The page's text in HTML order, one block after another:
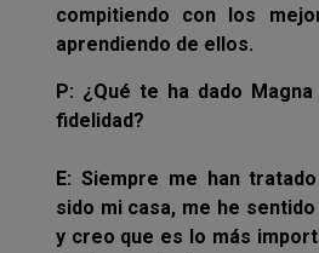
compitiendo con los
aprendiendo de ellos.
P: ¿Qué te ha dado
fidelidad?
E: Siempre me han
sido mi casa, me he
y creo que es lo más